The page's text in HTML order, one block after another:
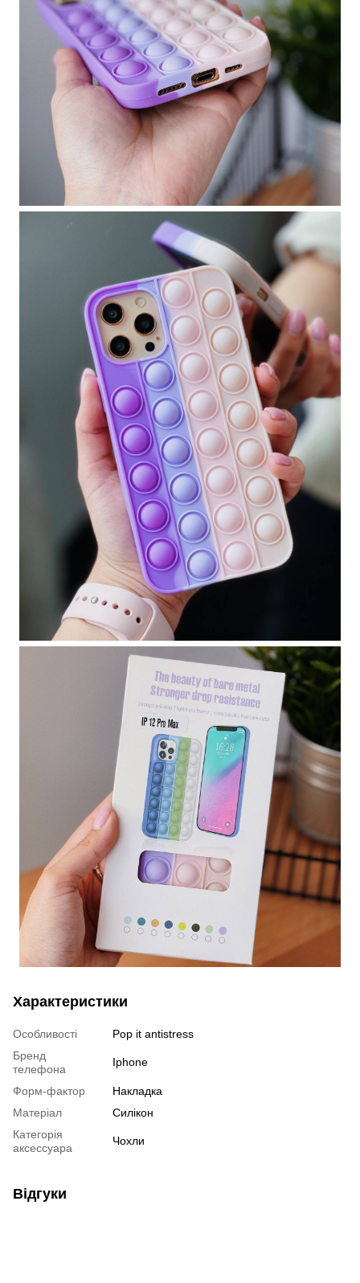
Характеристики
Особливості
Pop it antistress
Бренд
телефона
Iphone
Форм-фактор
Накладка
Матеріал
Силікон
Категорія
аксессуара
Чохли
Відгуки